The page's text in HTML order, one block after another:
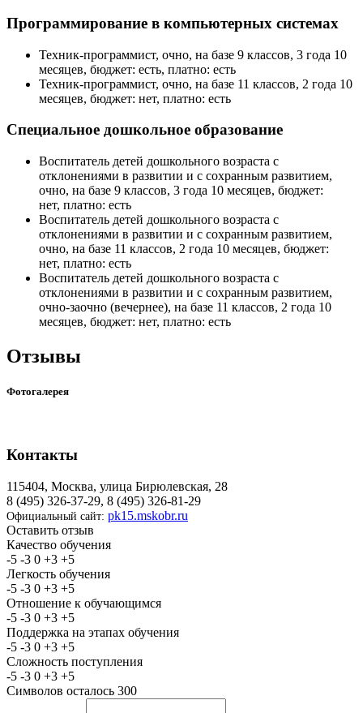
Программирование в компьютерных системах
Техник-программист, очно, на базе 9 классов, 3 года 10
месяцев, бюджет: есть, платно: есть
Техник-программист, очно, на базе 11 классов, 2 года 10
месяцев, бюджет: нет, платно: есть
Специальное дошкольное образование
Воспитатель детей дошкольного возраста с
отклонениями в развитии и с сохранным развитием,
очно, на базе 9 классов, 3 года 10 месяцев, бюджет:
нет, платно: есть
Воспитатель детей дошкольного возраста с
отклонениями в развитии и с сохранным развитием,
очно, на базе 11 классов, 2 года 10 месяцев, бюджет:
нет, платно: есть
Воспитатель детей дошкольного возраста с
отклонениями в развитии и с сохранным развитием,
очно-заочно (вечернее), на базе 11 классов, 2 года 10
месяцев, бюджет: нет, платно: есть
Отзывы
Фотогалерея
Контакты
115404, Москва, улица Бирюлевская, 28
8 (495) 326-37-29, 8 (495) 326-81-29
Официальный сайт: pk15.mskobr.ru
Оставить отзыв
Качество обучения
-5 -3 0 +3 +5
Легкость обучения
-5 -3 0 +3 +5
Отношение к обучающимся
-5 -3 0 +3 +5
Поддержка на этапах обучения
-5 -3 0 +3 +5
Сложность поступления
-5 -3 0 +3 +5
Символов осталось 300